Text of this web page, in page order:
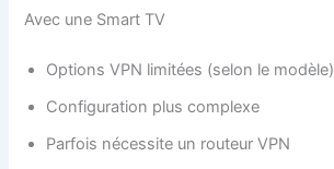
Avec une Smart TV
Options VPN limitées (selon le modèle)
Configuration plus complexe
Parfois nécessite un routeur VPN